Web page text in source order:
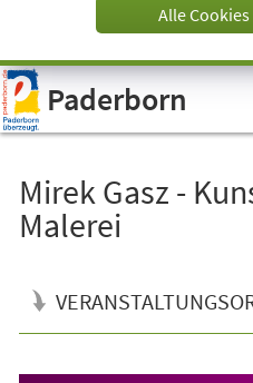
Visuelle
Assistenzsoftware
öffnen.
Alle
Paderborn
Mirek Gasz -
Malerei